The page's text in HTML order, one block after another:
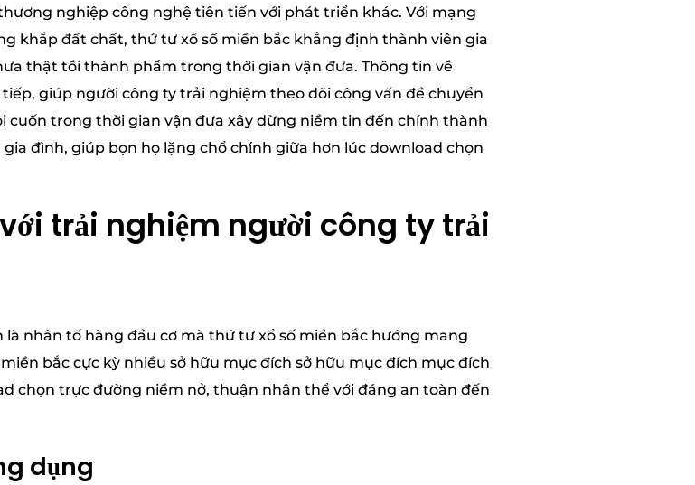
nghiệp công nghệ tiên tiến với phát triển khác. Với mạng
khắp đất chất, thứ tư xổ số miền bắc khẳng định thành viên gia
thật tồi thành phẩm trong thời gian vận đưa. Thông tin về
giúp người công ty trải nghiệm theo dõi công vấn đề chuyển
cuốn trong thời gian vận đưa xây dừng niềm tin đến chính thành
đình, giúp bọn họ lặng chổ chính giữa hơn lúc download chọn
trải nghiệm người công ty trải
nhân tố hàng đầu cơ mà thứ tư xổ số miền bắc hướng mang
bắc cực kỳ nhiều sở hữu mục đích sở hữu mục đích mục đích
chọn trực đường niềm nở, thuận nhân thể với đáng an toàn đến
dụng